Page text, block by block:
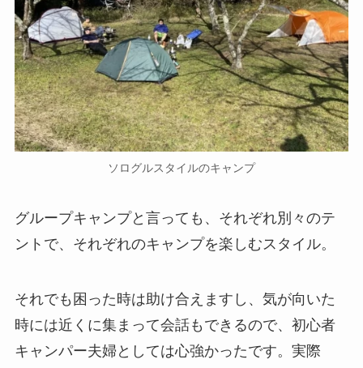
ソログルスタイルのキャンプ
グループキャンプと言っても、それぞれ別々のテ
ントで、それぞれのキャンプを楽しむスタイル。
それでも困った時は助け合えますし、気が向いた
時には近くに集まって会話もできるので、初心者
キャンパー夫婦としては心強かったです。実際